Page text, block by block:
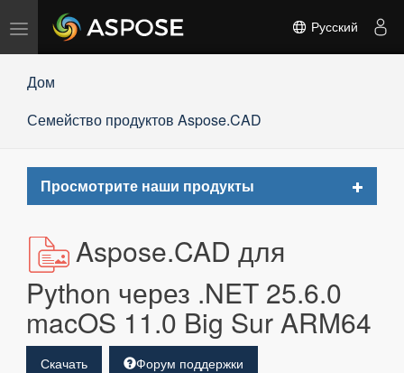
Переключить
навигацию
Русский
Дом
Семейство продуктов Aspose.CAD
Просмотрите наши продукты
Toggle
Aspose.CAD для
Python через .NET 25.6.0
macOS 11.0 Big Sur ARM64
Скачать Форум поддержки